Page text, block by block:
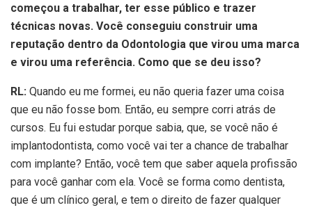
começou a trabalhar, ter esse público e trazer
técnicas novas. Você conseguiu construir uma
reputação dentro da Odontologia que virou uma marca
e virou uma referência. Como que se deu isso?
RL: Quando eu me formei, eu não queria fazer uma coisa
que eu não fosse bom. Então, eu sempre corri atrás de
cursos. Eu fui estudar porque sabia, que, se você não é
implantodontista, como você vai ter a chance de trabalhar
com implante? Então, você tem que saber aquela profissão
para você ganhar com ela. Você se forma como dentista,
que é um clínico geral, e tem o direito de fazer qualquer